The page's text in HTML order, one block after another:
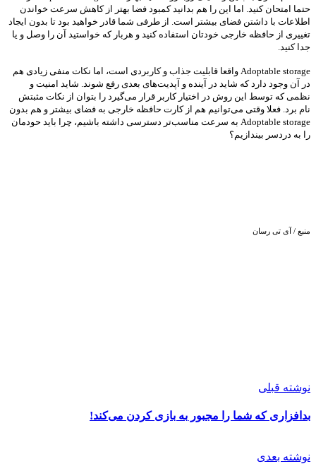
حتما امتحان کنید. اما این را هم بدانید کمبود فضا بهتر از کاهش سرعت خواندن
اطلاعات با داشتن فضای بیشتر است. از طرفی شما قادر خواهید بود تا بدون ایجاد
تغییری از حافظه خارجی خودتان استفاده کنید و هربار که خواستید آن را وصل و یا
جدا کنید.
Adoptable storage واقعا قابلیت جذاب و کاربردی است، اما نکات منفی زیادی هم
در آن وجود دارد که شاید در آینده و آپدیت‌های بعدی رفع شوند. شاید امنیت و
نظمی که توسط این روش در اختیار کاربر قرار می‌گیرد را بتوان از نکات مثبتش
نام برد. فعلا وقتی می‌توانیم هم از کارت حافظه خارجی به فضای بیشتر و هم بدون
Adoptable storage به سرعت مناسب‌تر دسترسی داشته باشیم، چرا باید حودمان
را به دردسر بیندازیم؟
منبع / آی تی رسان
نوشته قبلی
بدافزاری که شما را مجبور به بازی کردن می‌کند!
نوشته بعدی